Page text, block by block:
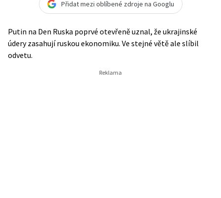
Přidat mezi oblíbené zdroje na Googlu
Putin na Den Ruska poprvé otevřeně uznal, že ukrajinské
údery zasahují ruskou ekonomiku. Ve stejné větě ale slíbil
odvetu.